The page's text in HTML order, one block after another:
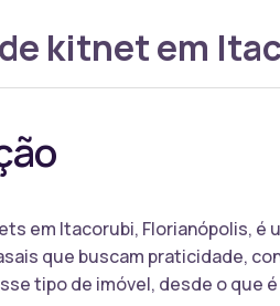
kitnet em
em Itacorubi, Florianópolis,
que buscam praticidade,
tipo de imóvel, desde o que